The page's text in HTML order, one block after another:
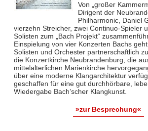
Von „großer
Dirigent der
Philharmonic, Daniel
vierzehn Streicher, zwei Continuo-Spieler
Solisten zum „Bach Projekt“
Einspielung von vier Konzerten Bachs geht
Solisten und Orchester partnerschaftlich
die Konzertkirche Neubrandenburg, die
mittelalterlichen Marienkirche
über eine moderne Klangarchitektur
geschaffen für eine gut durchhörbare,
Wiedergabe Bach’scher Klangkunst.
»zur Besprechung«